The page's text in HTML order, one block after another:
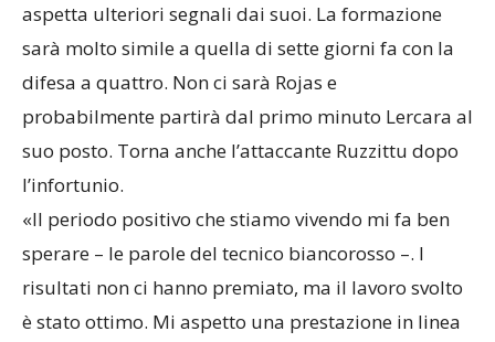
aspetta ulteriori segnali dai suoi. La formazione
sarà molto simile a quella di sette giorni fa con la
difesa a quattro. Non ci sarà Rojas e
probabilmente partirà dal primo minuto Lercara al
suo posto. Torna anche l’attaccante Ruzzittu dopo
l’infortunio.
«Il periodo positivo che stiamo vivendo mi fa ben
sperare – le parole del tecnico biancorosso –. I
risultati non ci hanno premiato, ma il lavoro svolto
è stato ottimo. Mi aspetto una prestazione in linea